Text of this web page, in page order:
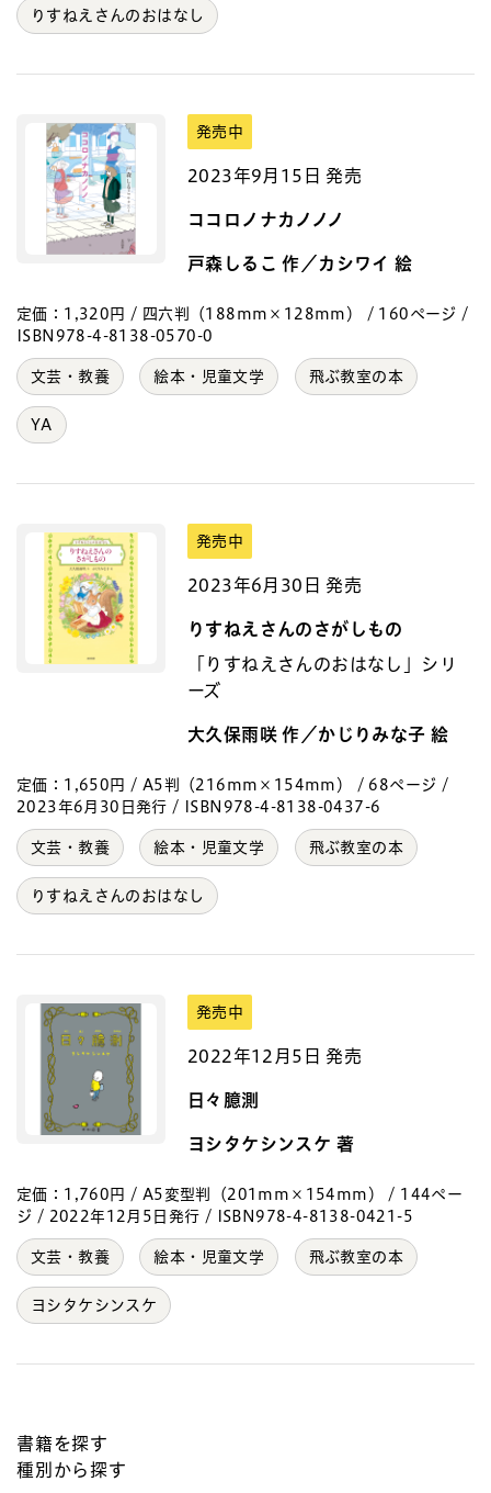
りすねえさんのおはなし
発売中
2023年9月15日 発売
ココロノナカノノノ
戸森しるこ 作／カシワイ 絵
定価：1,320円 / 四六判（188mm×128mm） / 160ページ /
ISBN978-4-8138-0570-0
文芸・教養 絵本・児童文学 飛ぶ教室の本
YA
発売中
2023年6月30日 発売
りすねえさんのさがしもの
「りすねえさんのおはなし」シリ
ーズ
大久保雨咲 作／かじりみな子 絵
定価：1,650円 / A5判（216mm×154mm） / 68ページ /
2023年6月30日発行 / ISBN978-4-8138-0437-6
文芸・教養 絵本・児童文学 飛ぶ教室の本
りすねえさんのおはなし
発売中
2022年12月5日 発売
日々臆測
ヨシタケシンスケ 著
定価：1,760円 / A5変型判（201mm×154mm） / 144ペー
ジ / 2022年12月5日発行 / ISBN978-4-8138-0421-5
文芸・教養 絵本・児童文学 飛ぶ教室の本
ヨシタケシンスケ
書籍を探す
種別から探す